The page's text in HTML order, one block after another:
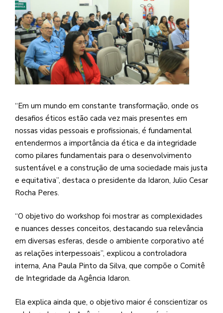
“Em um mundo em constante transformação, onde os
desafios éticos estão cada vez mais presentes em
nossas vidas pessoais e profissionais, é fundamental
entendermos a importância da ética e da integridade
como pilares fundamentais para o desenvolvimento
sustentável e a construção de uma sociedade mais justa
e equitativa”, destaca o presidente da Idaron, Julio Cesar
Rocha Peres.
“O objetivo do workshop foi mostrar as complexidades
e nuances desses conceitos, destacando sua relevância
em diversas esferas, desde o ambiente corporativo até
as relações interpessoais”, explicou a controladora
interna, Ana Paula Pinto da Silva, que compõe o Comitê
de Integridade da Agência Idaron.
Ela explica ainda que, o objetivo maior é conscientizar os